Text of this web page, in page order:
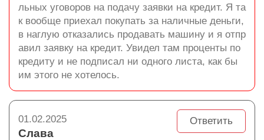
льных уговоров на подачу заявки на кредит. Я та
к вообще приехал покупать за наличные деньги,
в наглую отказались продавать машину и я отпр
авил заявку на кредит. Увидел там проценты по
кредиту и не подписал ни одного листа, как бы
им этого не хотелось.
Ответить
01.02.2025
Слава